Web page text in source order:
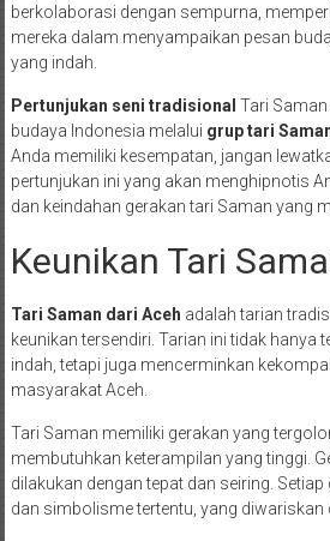
berkolaborasi dengan sempurna,
mereka dalam menyampaikan pesan
yang indah.
Pertunjukan seni tradisional Tari
budaya Indonesia melalui grup tari
Anda memiliki kesempatan, jangan
pertunjukan ini yang akan menghipnotis
dan keindahan gerakan tari Saman yang
Keunikan Tari
Tari Saman dari Aceh adalah tarian
keunikan tersendiri. Tarian ini tidak hanya
indah, tetapi juga mencerminkan
masyarakat Aceh.
Tari Saman memiliki gerakan yang
membutuhkan keterampilan yang tinggi.
dilakukan dengan tepat dan seiring.
dan simbolisme tertentu, yang diwariskan